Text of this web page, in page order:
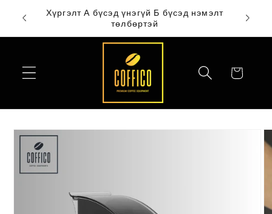
Skip to
content
Хүргэлт А бүсэд үнэгүй Б бүсэд нэмэлт
төлбөртэй
Сагс
Skip to
product
information